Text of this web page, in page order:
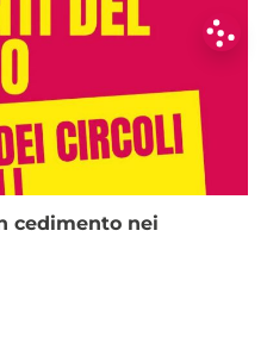
cedimento nei